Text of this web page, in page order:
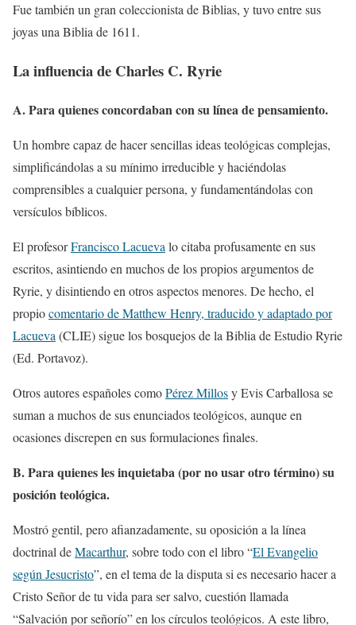
Fue también un gran coleccionista de Biblias, y tuvo entre sus
joyas una Biblia de 1611.
La influencia de Charles C. Ryrie
A. Para quienes concordaban con su línea de pensamiento.
Un hombre capaz de hacer sencillas ideas teológicas complejas,
simplificándolas a su mínimo irreducible y haciéndolas
comprensibles a cualquier persona, y fundamentándolas con
versículos bíblicos.
El profesorFrancisco Lacueva lo citaba profusamente en sus
escritos, asintiendo en muchos de los propios argumentos de
Ryrie, y disintiendo en otros aspectos menores. De hecho, el
propiocomentario de Matthew Henry, traducido y adaptado por
Lacueva (CLIE) sigue los bosquejos de la Biblia de Estudio Ryrie
(Ed. Portavoz).
Otros autores españoles comoPérez Millosy Evis Carballosa se
suman a muchos de sus enunciados teológicos, aunque en
ocasiones discrepen en sus formulaciones finales.
B. Para quienes les inquietaba (por no usar otro término) su
posición teológica.
Mostró gentil, pero afianzadamente, su oposición a la línea
doctrinal deMacarthur, sobre todo con el libro “El Evangelio
según Jesucristo”, en el tema de la disputa si es necesario hacer a
Cristo Señor de tu vida para ser salvo, cuestión llamada
“Salvación por señorío” en los círculos teológicos. A este libro,